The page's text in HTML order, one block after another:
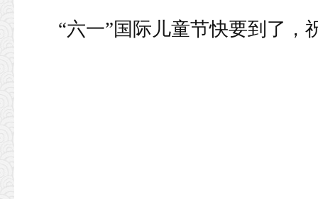
“六一”国际儿童节快要到了，